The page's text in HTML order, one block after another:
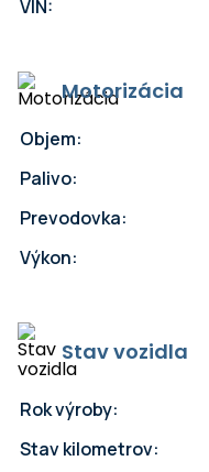
VIN:
Motorizácia
Objem:
Palivo:
Prevodovka:
Výkon:
Stav vozidla
Rok výroby:
Stav kilometrov: